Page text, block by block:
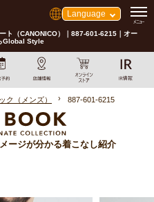
Language
ト（CANONICO）｜887-601-6215｜オー
Global Style
ク（メンズ） 887-601-6215
ージが分かる着こなし紹介